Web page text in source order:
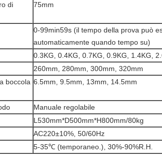
di
75mm
0-99min59s (il tempo della prova può
automaticamente quando tempo su)
0.3KG, 0.4KG, 0.7KG, 0.9KG, 1.4KG,
260mm, 280mm, 300mm, 320mm
boccola 6.5mm, 9.5mm, 13mm, 14.5mm
Manuale regolabile
L530mm*D500mm*H800mm/80kg
AC220±10%, 50/60Hz
5-35℃ (temporaneo.), 30%-90%R.H.